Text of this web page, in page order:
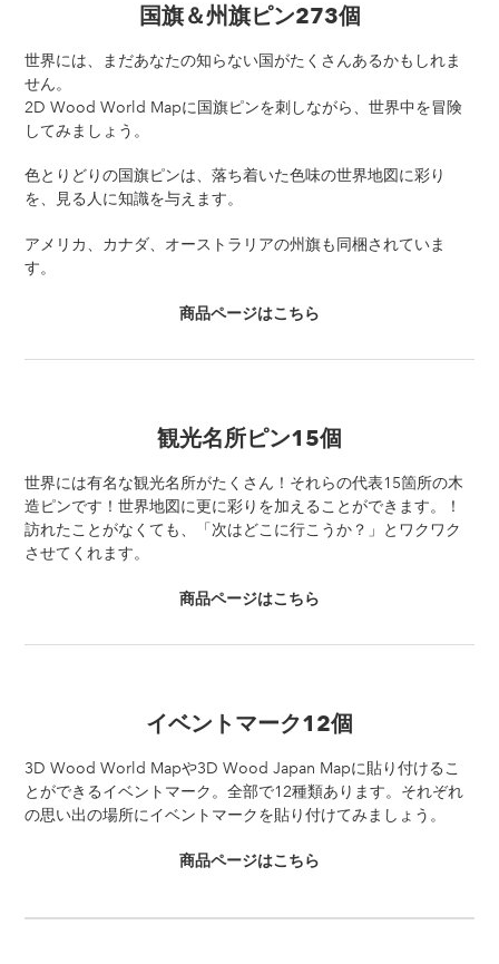
国旗＆州旗ピン273個
世界には、まだあなたの知らない国がたくさんあるかもしれま
せん。
2D Wood World Mapに国旗ピンを刺しながら、世界中を冒険
してみましょう。
色とりどりの国旗ピンは、落ち着いた色味の世界地図に彩り
を、見る人に知識を与えます。
アメリカ、カナダ、オーストラリアの州旗も同梱されていま
す。
商品ページはこちら
観光名所ピン15個
世界には有名な観光名所がたくさん！それらの代表15箇所の木
造ピンです！世界地図に更に彩りを加えることができます。！
訪れたことがなくても、「次はどこに行こうか？」とワクワク
させてくれます。
商品ページはこちら
イベントマーク12個
3D Wood World Mapや3D Wood Japan Mapに貼り付けるこ
とができるイベントマーク。全部で12種類あります。それぞれ
の思い出の場所にイベントマークを貼り付けてみましょう。
商品ページはこちら